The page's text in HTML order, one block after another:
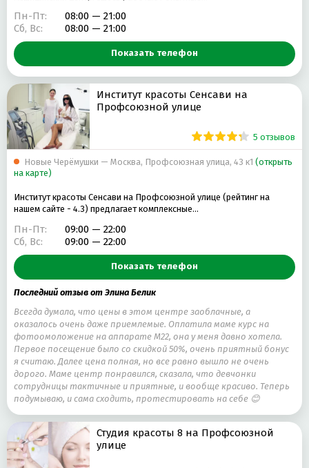
Пн-Пт:
08:00 — 21:00
Сб, Вс:
08:00 — 21:00
Показать телефон
Институт красоты Сенсави на
Профсоюзной улице
5 отзывов
Новые Черёмушки — Москва, Профсоюзная улица, 43 к1 (открыть
на карте)
Институт красоты Сенсави на Профсоюзной улице (рейтинг на
нашем сайте - 4.3) предлагает комплексные…
Пн-Пт:
09:00 — 22:00
Сб, Вс:
09:00 — 22:00
Показать телефон
Последний отзыв от Элина Белик
Всегда думала, что цены в этом центре заоблачные, а
оказалось очень даже приемлемые. Оплатила маме курс на
фотоомоложение на аппарате М22, она у меня давно хотела.
Первое посещение было со скидкой 50%, очень приятный бонус
я считаю. Далее цена полная, но все равно вышло не очень
дорого. Маме центр понравился, сказала, что девчонки
сотрудницы тактичные и приятные, и вообще красиво. Теперь
подумываю, и сама сходить, протестировать на себе 😊
Студия красоты 8 на Профсоюзной
улице